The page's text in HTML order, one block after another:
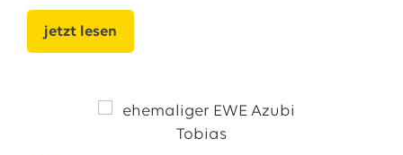
jetzt lesen